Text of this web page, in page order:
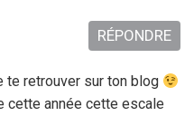
te retrouver sur ton blog
cette année cette escale
RÉPONDRE